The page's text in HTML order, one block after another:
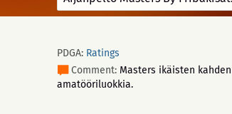
PDGA: Ratings
Comment: Masters ikäisten
amatööriluokkia.